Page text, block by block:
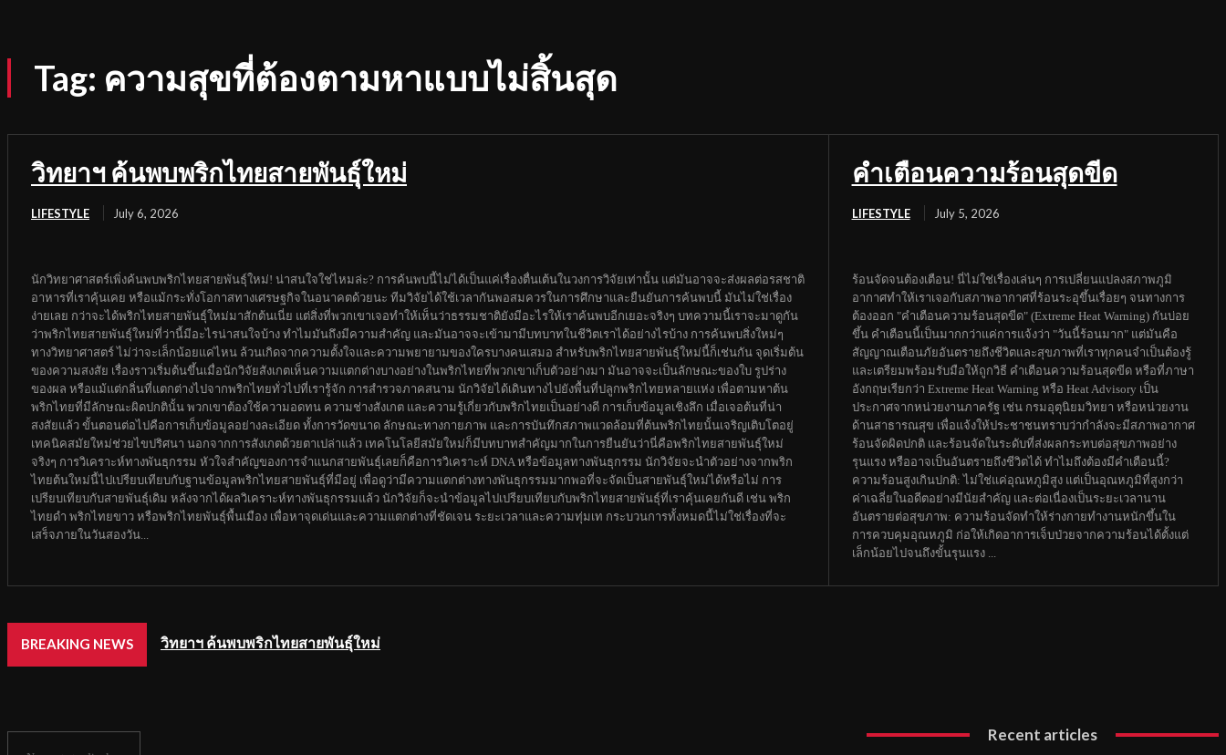
Tag: ความสุขที่ต้องตามหาแบบไม่สิ้นสุด
วิทยาฯ ค้นพบพริกไทยสายพันธุ์ใหม่
LIFESTYLE July 6, 2026
นักวิทยาศาสตร์เพิ่งค้นพบพริกไทยสายพันธุ์ใหม่! น่าสนใจใช่ไหมล่ะ? การค้นพบนี้ไม่ได้เป็นแค่เรื่องตื่นเต้นในวงการวิจัยเท่านั้น แต่มันอาจจะส่งผลต่อรสชาติ
อาหารที่เราคุ้นเคย หรือแม้กระทั่งโอกาสทางเศรษฐกิจในอนาคตด้วยนะ ทีมวิจัยได้ใช้เวลากันพอสมควรในการศึกษาและยืนยันการค้นพบนี้ มันไม่ใช่เรื่อง
ง่ายเลย กว่าจะได้พริกไทยสายพันธุ์ใหม่มาสักต้นเนี่ย แต่สิ่งที่พวกเขาเจอทำให้เห็นว่าธรรมชาติยังมีอะไรให้เราค้นพบอีกเยอะจริงๆ บทความนี้เราจะมาดูกัน
ว่าพริกไทยสายพันธุ์ใหม่ที่ว่านี้มีอะไรน่าสนใจบ้าง ทำไมมันถึงมีความสำคัญ และมันอาจจะเข้ามามีบทบาทในชีวิตเราได้อย่างไรบ้าง การค้นพบสิ่งใหม่ๆ
ทางวิทยาศาสตร์ ไม่ว่าจะเล็กน้อยแค่ไหน ล้วนเกิดจากความตั้งใจและความพยายามของใครบางคนเสมอ สำหรับพริกไทยสายพันธุ์ใหม่นี้ก็เช่นกัน จุดเริ่มต้น
ของความสงสัย เรื่องราวเริ่มต้นขึ้นเมื่อนักวิจัยสังเกตเห็นความแตกต่างบางอย่างในพริกไทยที่พวกเขาเก็บตัวอย่างมา มันอาจจะเป็นลักษณะของใบ รูปร่าง
ของผล หรือแม้แต่กลิ่นที่แตกต่างไปจากพริกไทยทั่วไปที่เรารู้จัก การสำรวจภาคสนาม นักวิจัยได้เดินทางไปยังพื้นที่ปลูกพริกไทยหลายแห่ง เพื่อตามหาต้น
พริกไทยที่มีลักษณะผิดปกตินั้น พวกเขาต้องใช้ความอดทน ความช่างสังเกต และความรู้เกี่ยวกับพริกไทยเป็นอย่างดี การเก็บข้อมูลเชิงลึก เมื่อเจอต้นที่น่า
สงสัยแล้ว ขั้นตอนต่อไปคือการเก็บข้อมูลอย่างละเอียด ทั้งการวัดขนาด ลักษณะทางกายภาพ และการบันทึกสภาพแวดล้อมที่ต้นพริกไทยนั้นเจริญเติบโตอยู่
เทคนิคสมัยใหม่ช่วยไขปริศนา นอกจากการสังเกตด้วยตาเปล่าแล้ว เทคโนโลยีสมัยใหม่ก็มีบทบาทสำคัญมากในการยืนยันว่านี่คือพริกไทยสายพันธุ์ใหม่
จริงๆ การวิเคราะห์ทางพันธุกรรม หัวใจสำคัญของการจำแนกสายพันธุ์เลยก็คือการวิเคราะห์ DNA หรือข้อมูลทางพันธุกรรม นักวิจัยจะนำตัวอย่างจากพริก
ไทยต้นใหม่นี้ไปเปรียบเทียบกับฐานข้อมูลพริกไทยสายพันธุ์ที่มีอยู่ เพื่อดูว่ามีความแตกต่างทางพันธุกรรมมากพอที่จะจัดเป็นสายพันธุ์ใหม่ได้หรือไม่ การ
เปรียบเทียบกับสายพันธุ์เดิม หลังจากได้ผลวิเคราะห์ทางพันธุกรรมแล้ว นักวิจัยก็จะนำข้อมูลไปเปรียบเทียบกับพริกไทยสายพันธุ์ที่เราคุ้นเคยกันดี เช่น พริก
ไทยดำ พริกไทยขาว หรือพริกไทยพันธุ์พื้นเมือง เพื่อหาจุดเด่นและความแตกต่างที่ชัดเจน ระยะเวลาและความทุ่มเท กระบวนการทั้งหมดนี้ไม่ใช่เรื่องที่จะ
เสร็จภายในวันสองวัน...
คำเตือนความร้อนสุดขีด
LIFESTYLE July 5, 2026
ร้อนจัดจนต้องเตือน! นี่ไม่ใช่เรื่องเล่นๆ การเปลี่ยนแปลงสภาพภูมิ
อากาศทำให้เราเจอกับสภาพอากาศที่ร้อนระอุขึ้นเรื่อยๆ จนทางการ
ต้องออก "คำเตือนความร้อนสุดขีด" (Extreme Heat Warning) กันบ่อย
ขึ้น คำเตือนนี้เป็นมากกว่าแค่การแจ้งว่า "วันนี้ร้อนมาก" แต่มันคือ
สัญญาณเตือนภัยอันตรายถึงชีวิตและสุขภาพที่เราทุกคนจำเป็นต้องรู้
และเตรียมพร้อมรับมือให้ถูกวิธี คำเตือนความร้อนสุดขีด หรือที่ภาษา
อังกฤษเรียกว่า Extreme Heat Warning หรือ Heat Advisory เป็น
ประกาศจากหน่วยงานภาครัฐ เช่น กรมอุตุนิยมวิทยา หรือหน่วยงาน
ด้านสาธารณสุข เพื่อแจ้งให้ประชาชนทราบว่ากำลังจะมีสภาพอากาศ
ร้อนจัดผิดปกติ และร้อนจัดในระดับที่ส่งผลกระทบต่อสุขภาพอย่าง
รุนแรง หรืออาจเป็นอันตรายถึงชีวิตได้ ทำไมถึงต้องมีคำเตือนนี้?
ความร้อนสูงเกินปกติ: ไม่ใช่แค่อุณหภูมิสูง แต่เป็นอุณหภูมิที่สูงกว่า
ค่าเฉลี่ยในอดีตอย่างมีนัยสำคัญ และต่อเนื่องเป็นระยะเวลานาน
อันตรายต่อสุขภาพ: ความร้อนจัดทำให้ร่างกายทำงานหนักขึ้นใน
การควบคุมอุณหภูมิ ก่อให้เกิดอาการเจ็บป่วยจากความร้อนได้ตั้งแต่
เล็กน้อยไปจนถึงขั้นรุนแรง ...
BREAKING NEWS วิทยาฯ ค้นพบพริกไทยสายพันธุ์ใหม่
Recent articles